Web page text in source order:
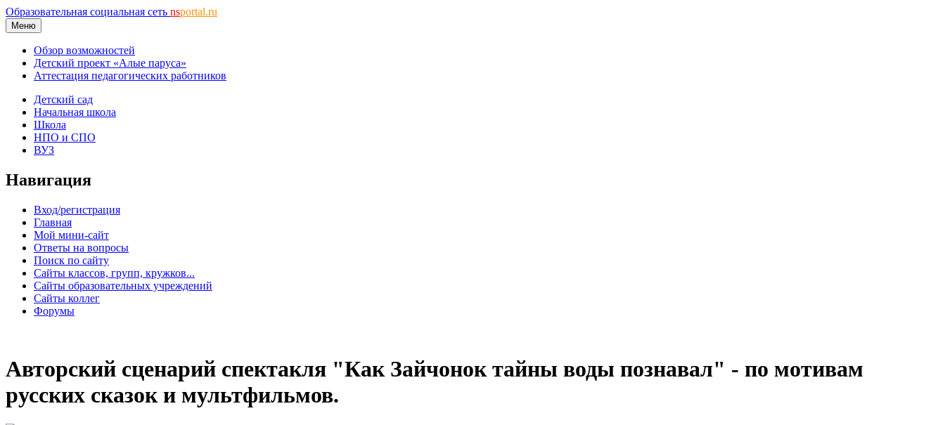
Образовательная социальная сеть nsportal.ru
Меню
Обзор возможностей
Детский проект «Алые паруса»
Аттестация педагогических работников
Детский сад
Начальная школа
Школа
НПО и СПО
ВУЗ
Навигация
Вход/регистрация
Главная
Мой мини-сайт
Ответы на вопросы
Поиск по сайту
Сайты классов, групп, кружков...
Сайты образовательных учреждений
Сайты коллег
Форумы
Авторский сценарий спектакля "Как Зайчонок тайны воды познавал" - по мотивам
русских сказок и мультфильмов.